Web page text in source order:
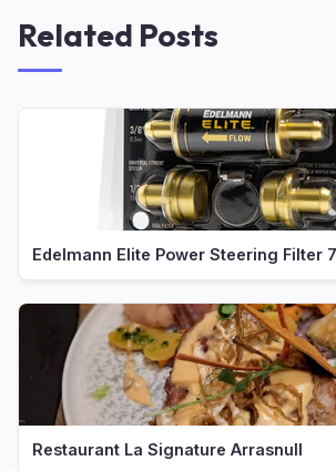
Related Posts
Edelmann Elite Power Steering Filter
Restaurant La Signature Arrasnull